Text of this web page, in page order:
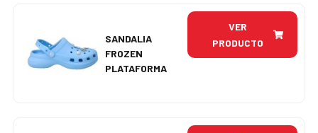
SANDALIA
FROZEN
PLATAFORMA
VER
PRODUCTO